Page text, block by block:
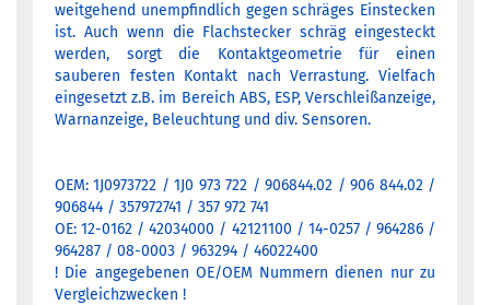
weitgehend unempfindlich gegen schräges Einstecken
ist. Auch wenn die Flachstecker schräg eingesteckt
werden, sorgt die Kontaktgeometrie für einen
sauberen festen Kontakt nach Verrastung. Vielfach
eingesetzt z.B. im Bereich ABS, ESP, Verschleißanzeige,
Warnanzeige, Beleuchtung und div. Sensoren.
OEM: 1J0973722 / 1J0 973 722 / 906844.02 / 906 844.02 /
906844 / 357972741 / 357 972 741
OE: 12-0162 / 42034000 / 42121100 / 14-0257 / 964286 /
964287 / 08-0003 / 963294 / 46022400
! Die angegebenen OE/OEM Nummern dienen nur zu
Vergleichzwecken !